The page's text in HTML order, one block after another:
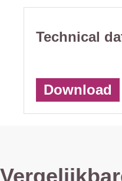
Technical
Download